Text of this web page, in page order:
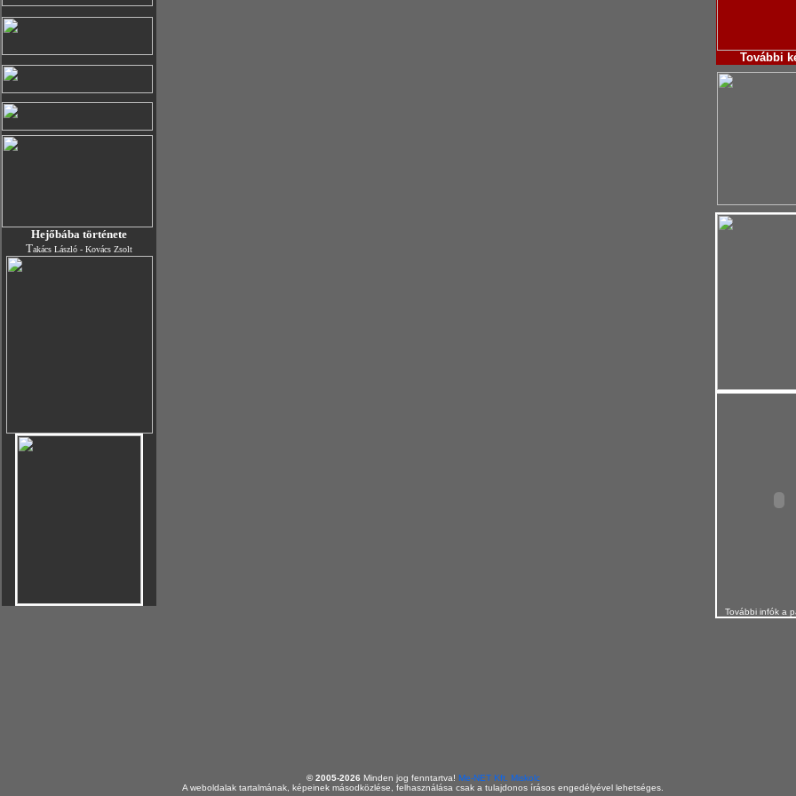
Hejőbába története
Takács László - Kovács Zsolt
További
További infók a
© 2005-2026 Minden jog fenntartva! Me-NET Kft. Miskolc
A weboldalak tartalmának, képeinek másodközlése, felhasználása csak a tulajdonos írásos engedélyével lehetséges.